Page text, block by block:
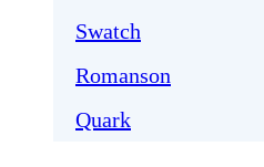
Swatch
Romanson
Quark